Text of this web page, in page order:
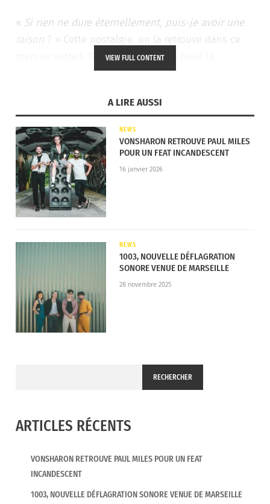
« Si rien ne dure éternellement, puis-je avoir une
raison ? » Cette nostalgie, on la retrouve dans ce
premier extrait. Qui ne s’est jamais posé la
question de savoir pourquoi les choses s’arrêtent
s’accompagne d’un clip réalisé par
Josic Jégu et créé dans l’esprit de profiter du
moment présent, en peignant des tableaux de vies
avec et pour les gens.
VIEW FULL CONTENT
A LIRE AUSSI
NEWS
VONSHARON RETROUVE PAUL MILES
POUR UN FEAT INCANDESCENT
16 janvier 2026
NEWS
1003, NOUVELLE DÉFLAGRATION
SONORE VENUE DE MARSEILLE
28 novembre 2025
RECHERCHER
ARTICLES RÉCENTS
VONSHARON RETROUVE PAUL MILES POUR UN FEAT
INCANDESCENT
1003, NOUVELLE DÉFLAGRATION SONORE VENUE DE MARSEILLE